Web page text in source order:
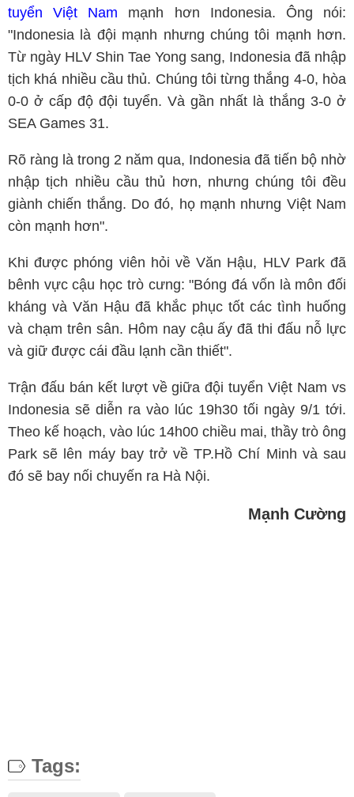
tuyển Việt Nam mạnh hơn Indonesia. Ông nói:
"Indonesia là đội mạnh nhưng chúng tôi mạnh hơn.
Từ ngày HLV Shin Tae Yong sang, Indonesia đã nhập
tịch khá nhiều cầu thủ. Chúng tôi từng thắng 4-0, hòa
0-0 ở cấp độ đội tuyển. Và gần nhất là thắng 3-0 ở
SEA Games 31.
Rõ ràng là trong 2 năm qua, Indonesia đã tiến bộ nhờ
nhập tịch nhiều cầu thủ hơn, nhưng chúng tôi đều
giành chiến thắng. Do đó, họ mạnh nhưng Việt Nam
còn mạnh hơn".
Khi được phóng viên hỏi về Văn Hậu, HLV Park đã
bênh vực cậu học trò cưng: "Bóng đá vốn là môn đối
kháng và Văn Hậu đã khắc phục tốt các tình huống
và chạm trên sân. Hôm nay cậu ấy đã thi đấu nỗ lực
và giữ được cái đầu lạnh cần thiết".
Trận đấu bán kết lượt về giữa đội tuyển Việt Nam vs
Indonesia sẽ diễn ra vào lúc 19h30 tối ngày 9/1 tới.
Theo kế hoạch, vào lúc 14h00 chiều mai, thầy trò ông
Park sẽ lên máy bay trở về TP.Hồ Chí Minh và sau
đó sẽ bay nối chuyến ra Hà Nội.
Mạnh Cường
Tags: